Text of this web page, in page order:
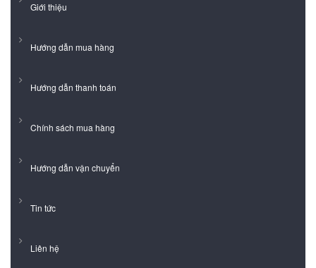
Giới thiệu
Hướng dẫn mua hàng
Hướng dẫn thanh toán
Chính sách mua hàng
Hướng dẫn vận chuyển
Tin tức
Liên hệ